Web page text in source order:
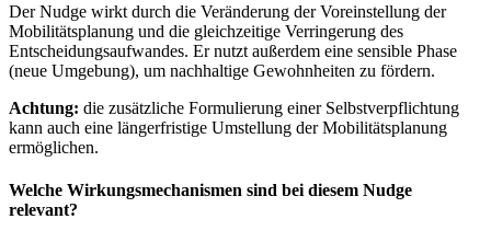
Der Nudge wirkt durch die Veränderung der Voreinstellung der
Mobilitätsplanung und die gleichzeitige Verringerung des
Entscheidungsaufwandes. Er nutzt außerdem eine sensible Phase
(neue Umgebung), um nachhaltige Gewohnheiten zu fördern.
Achtung: die zusätzliche Formulierung einer Selbstverpflichtung
kann auch eine längerfristige Umstellung der Mobilitätsplanung
ermöglichen.
Welche Wirkungsmechanismen sind bei diesem Nudge
relevant?